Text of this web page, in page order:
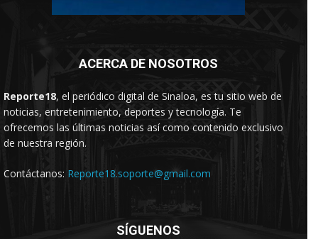
ACERCA DE NOSOTROS
Reporte18, el periódico digital de Sinaloa, es tu sitio web de
noticias, entretenimiento, deportes y tecnología. Te
ofrecemos las últimas noticias así como contenido exclusivo
de nuestra región.
Contáctanos: Reporte18.soporte@gmail.com
SÍGUENOS